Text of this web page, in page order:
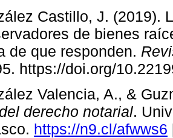
Castillo, J. (2019).
de bienes
de que responden.
https://doi.org/
Valencia, A., &
derecho notarial.
https://n9.cl/afwws6